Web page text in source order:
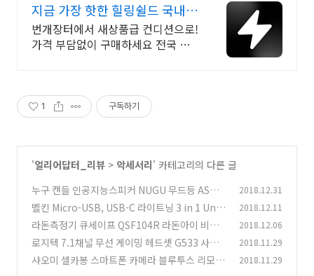
지금 가장 핫한 힐링쉴드 국내
최대 브랜드 중고거래
번개장터에서 새상품급 컨디션으로!
가격 부담없이 구매하세요 전국 각
1 구독하기
'얼리어답터_리뷰 > 악세서리' 카테고리의 다른 글
누구 캔들 인공지능스피커 NUGU 무드등 ASMR
실생활에 편리함
(1)
2018.12.31
벨킨 Micro-USB, USB-C 라이트닝 3 in 1 Univ
ersal 케이블
(1)
2018.12.11
라돈측정기 큐세이프 QSF104R 라돈아이 비교
더 정밀한 측정기
(9)
2018.12.06
로지텍 7.1채널 무선 게이밍 헤드셋 G533 사운
드 및 편의성 게임 소프트웨어
(0)
2018.11.29
샤오미 셀카봉 스마트폰 카메라 블루투스 리모컨
2018.11.29